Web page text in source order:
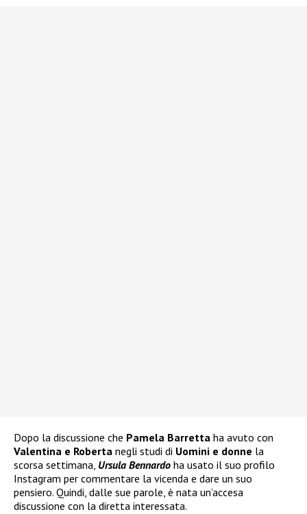
Dopo la discussione che Pamela Barretta ha avuto con
Valentina e Roberta negli studi di Uomini e donne la
scorsa settimana, Ursula Bennardo ha usato il suo profilo
Instagram per commentare la vicenda e dare un suo
pensiero. Quindi, dalle sue parole, è nata un’accesa
discussione con la diretta interessata.